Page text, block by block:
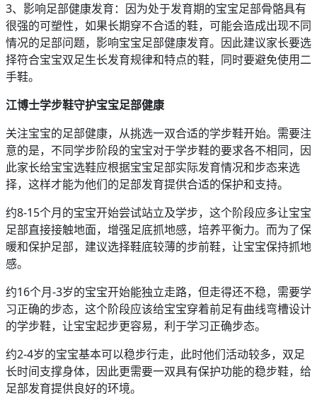
3、影响足部健康发育：因为处于发育期的宝宝足部骨骼具有
很强的可塑性，如果长期穿不合适的鞋，可能会造成出现不同
情况的足部问题，影响宝宝足部健康发育。因此建议家长要选
择符合宝宝双足生长发育规律和特点的鞋，同时要避免使用二
手鞋。
江博士学步鞋守护宝宝足部健康
关注宝宝的足部健康，从挑选一双合适的学步鞋开始。需要注
意的是，不同学步阶段的宝宝对于学步鞋的要求各不相同，因
此家长给宝宝选鞋应根据宝宝足部实际发育情况和步态来选
择，这样才能为他们的足部发育提供合适的保护和支持。
约8-15个月的宝宝开始尝试站立及学步，这个阶段应多让宝宝
足部直接接触地面，增强足底抓地感，培养平衡力。而为了保
暖和保护足部，建议选择鞋底较薄的步前鞋，让宝宝保持抓地
感。
约16个月-3岁的宝宝开始能独立走路，但走得还不稳，需要学
习正确的步态，这个阶段应该给宝宝穿着前足有曲线弯槽设计
的学步鞋，让宝宝起步更容易，利于学习正确步态。
约2-4岁的宝宝基本可以稳步行走，此时他们活动较多，双足
长时间支撑身体，因此更需要一双具有保护功能的稳步鞋，给
足部发育提供良好的环境。